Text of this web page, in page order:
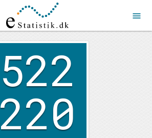
menu
522
220